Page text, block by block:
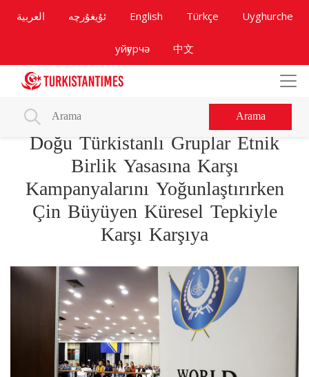
العربية ئۇيغۇرچە English Türkçe Uyghurche
уйғурчә 中文
Arama
Doğu Türkistanlı Gruplar Etnik
Birlik Yasasına Karşı
Kampanyalarını Yoğunlaştırırken
Çin Büyüyen Küresel Tepkiyle
Karşı Karşıya